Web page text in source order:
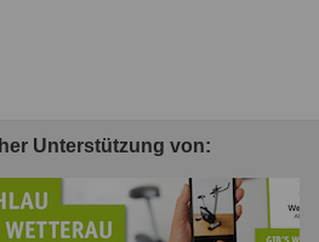
Unterstützung von: